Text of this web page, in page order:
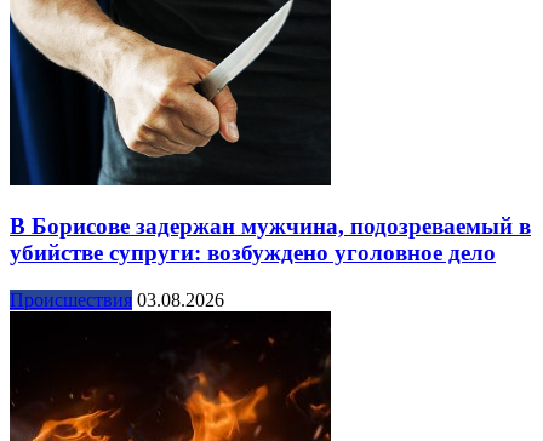
В Борисове задержан мужчина, подозреваемый в
убийстве супруги: возбуждено уголовное дело
Происшествия 03.08.2026